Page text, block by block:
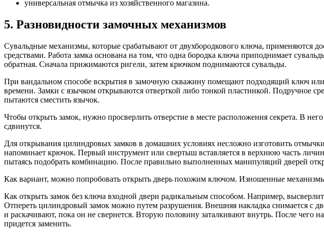
универсальная отмычка из хозяйственного магазина.
5. Разновидности замочных механизмов
Сувальдные механизмы, которые срабатывают от двухбородкового ключа, применяются
средствами. Работа замка основана на том, что одна бородка ключа приподнимает
обратная. Сначала прижимаются ригели, затем крючком поднимаются сувальды.
При вандальном способе вскрытия в замочную скважину помещают подходящий ключ
времени. Замки с язычком открываются отверткой либо тонкой пластинкой. Подручное
пытаются сместить язычок.
Чтобы открыть замок, нужно просверлить отверстие в месте расположения секрета. В
сдвинутся.
Для открывания цилиндровых замков в домашних условиях несложно изготовить
напоминает крючок. Первый инструмент или свертыш вставляется в верхнюю часть
пытаясь подобрать комбинацию. После правильно выполненных манипуляций дверей
Как вариант, можно попробовать открыть дверь похожим ключом. Изношенные
Как открыть замок без ключа входной двери радикальным способом. Например,
Отпереть цилиндровый замок можно путем разрушения. Внешняя накладка снимается с
и раскачивают, пока он не свернется. Вторую половину заталкивают внутрь. После
придется заменить.